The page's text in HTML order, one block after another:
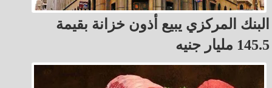
البنك المركزي يبيع أذون خزانة بقيمة
145.5 مليار جنيه